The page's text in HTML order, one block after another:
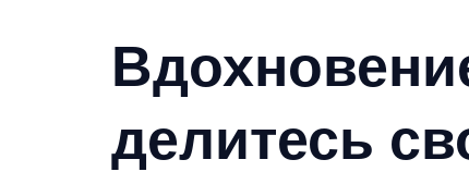
делитесь